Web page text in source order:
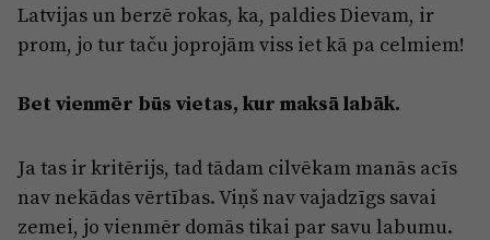
Latvijas un berzē rokas, ka, paldies Dievam, ir
prom, jo tur taču joprojām viss iet kā pa celmiem!
Bet vienmēr būs vietas, kur maksā labāk.
Ja tas ir kritērijs, tad tādam cilvēkam manās acīs
nav nekādas vērtības. Viņš nav vajadzīgs savai
zemei, jo vienmēr domās tikai par savu labumu.